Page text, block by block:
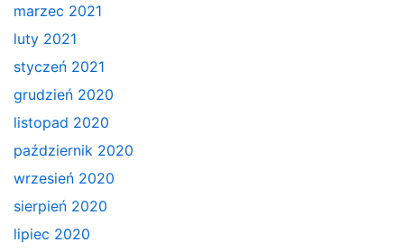
marzec 2021
luty 2021
styczeń 2021
grudzień 2020
listopad 2020
październik 2020
wrzesień 2020
sierpień 2020
lipiec 2020